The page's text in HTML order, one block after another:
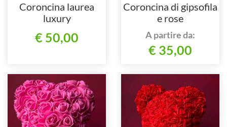
Coroncina laurea
luxury
€ 50,00
Coroncina di gipsofila
e rose
A partire da:
€ 35,00